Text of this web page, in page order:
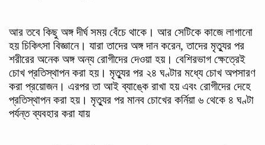
আর তবে কিছু অঙ্গ দীর্ঘ সময় বেঁচে থাকে। আর সেটিকে কাজে লাগানো
হয় চিকিৎসা বিজ্ঞানে। যারা তাদের অঙ্গ দান করেন, তাদের মৃত্যুর পর
শরীরের অনেক অঙ্গ অন্য রোগীদের দেওয়া হয়। বেশিরভাগ ক্ষেত্রেই
চোখ প্রতিস্থাপন করা হয়। মৃত্যুর পর ২৪ ঘণ্টার মধ্যে চোখ অপসারণ
করা প্রয়োজন। এরপর তা আই ব্যাঙ্কে রাখা হয় এবং রোগীদের দেহে
প্রতিস্থাপন করা হয়। মৃত্যুর পর মানব চোখের কর্নিয়া ৬ থেকে ৪ ঘণ্টা
পর্যন্ত ব্যবহার করা যায়